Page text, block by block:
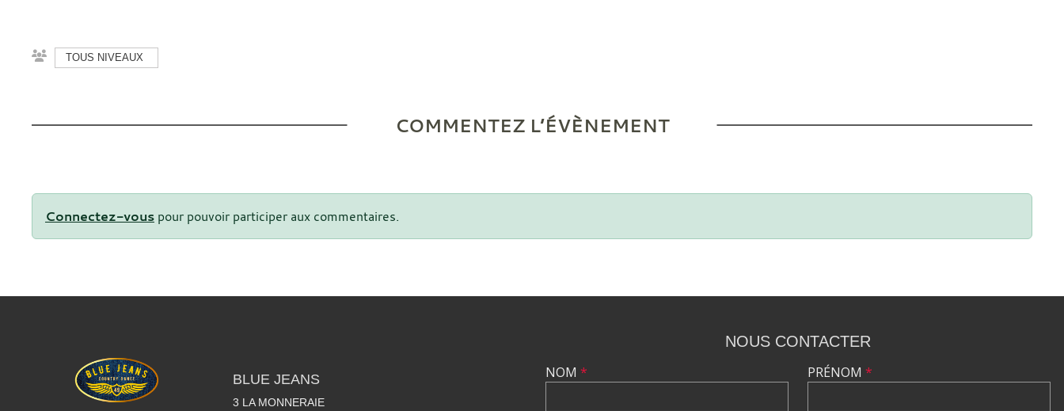
TOUS NIVEAUX
COMMENTEZ L’ÉVÈNEMENT
Connectez-vous pour pouvoir participer aux commentaires.
BLUE JEANS
3 LA MONNERAIE
NOUS CONTACTER
NOM * PRÉNOM *